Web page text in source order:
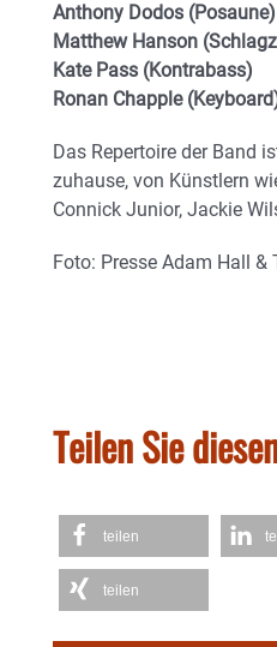
Anthony Dodos (Posaune)
Matthew Hanson
Kate Pass (Kontrabass)
Ronan Chapple
Das Repertoire der Band
zuhause, von Künstlern
Connick Junior, Jackie
Foto: Presse Adam Hall &
Teilen Sie
teilen
teilen